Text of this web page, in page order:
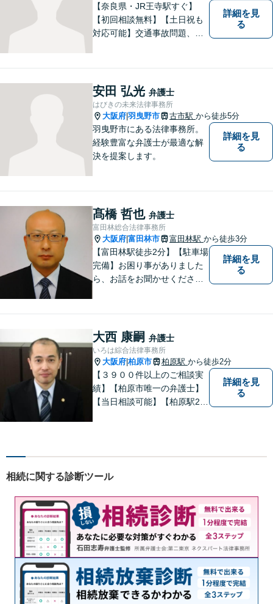
【奈良県・JR王寺駅すぐ】
【初回相談無料】【土日祝も
対応可能】交通事故問題、遺
提供しています。
詳細を見
る
安田 弘光 弁護士
はびきの未来法律事務所
大阪府 羽曳野市 古市駅 から徒歩5分
羽曳野市にある法律事務所。
経験豊富な弁護士が最適な解
決を提案します。
詳細を見
る
髙橋 哲也 弁護士
富田林総合法律事務所
大阪府 富田林市 富田林駅 から徒歩3分
【富田林駅徒歩2分】【駐車場
完備】お困り事がありました
ら、お話をお聞かせくださ
詳細を見
る
大西 康嗣 弁護士
いろは綜合法律事務所
大阪府 柏原市 柏原駅 から徒歩2分
【３９００件以上のご相談実
績】【柏原市唯一の弁護士】
【当日相談可能】【柏原駅2
詳細を見
る
相続に関する診断ツール